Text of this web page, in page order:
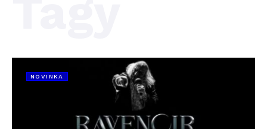
NOVINKA